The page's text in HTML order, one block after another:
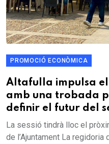
PROMOCIÓ ECONÒMICA
Altafulla impulsa el
amb una trobada
definir el futur del
La sessió tindrà lloc el
de l’Ajuntament La regidoria